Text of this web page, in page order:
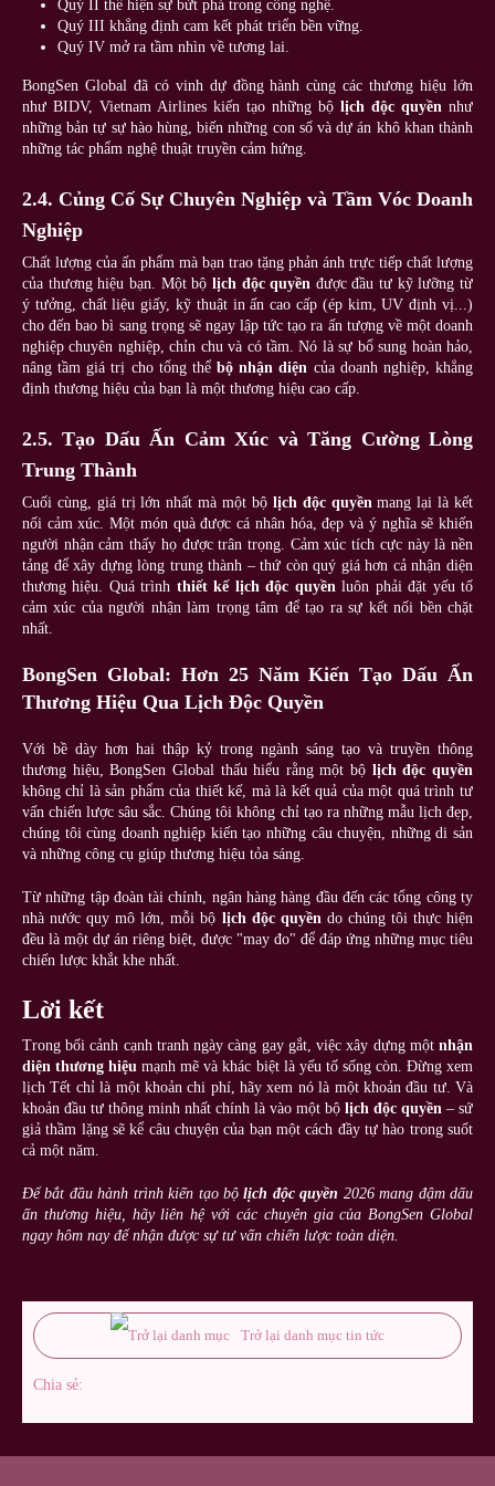
Quý II thể hiện sự bứt phá trong công nghệ.
Quý III khẳng định cam kết phát triển bền vững.
Quý IV mở ra tầm nhìn về tương lai.
BongSen Global đã có vinh dự đồng hành cùng các thương hiệu lớn
như BIDV, Vietnam Airlines kiến tạo những bộ lịch độc quyền như
những bản tự sự hào hùng, biến những con số và dự án khô khan thành
những tác phẩm nghệ thuật truyền cảm hứng.
2.4. Củng Cố Sự Chuyên Nghiệp và Tầm Vóc Doanh
Nghiệp
Chất lượng của ấn phẩm mà bạn trao tặng phản ánh trực tiếp chất lượng
của thương hiệu bạn. Một bộ lịch độc quyền được đầu tư kỹ lưỡng từ
ý tưởng, chất liệu giấy, kỹ thuật in ấn cao cấp (ép kim, UV định vị...)
cho đến bao bì sang trọng sẽ ngay lập tức tạo ra ấn tượng về một doanh
nghiệp chuyên nghiệp, chỉn chu và có tầm. Nó là sự bổ sung hoàn hảo,
nâng tầm giá trị cho tổng thểbộ nhận diện của doanh nghiệp, khẳng
định thương hiệu của bạn là một thương hiệu cao cấp.
2.5. Tạo Dấu Ấn Cảm Xúc và Tăng Cường Lòng
Trung Thành
Cuối cùng, giá trị lớn nhất mà một bộ lịch độc quyềnmang lại là kết
nối cảm xúc. Một món quà được cá nhân hóa, đẹp và ý nghĩa sẽ khiến
người nhận cảm thấy họ được trân trọng. Cảm xúc tích cực này là nền
tảng để xây dựng lòng trung thành – thứ còn quý giá hơn cả nhận diện
thương hiệu. Quá trình thiết kế lịch độc quyềnluôn phải đặt yếu tố
cảm xúc của người nhận làm trọng tâm để tạo ra sự kết nối bền chặt
nhất.
BongSen Global: Hơn 25 Năm Kiến Tạo Dấu Ấn
Thương Hiệu Qua Lịch Độc Quyền
Với bề dày hơn hai thập kỷ trong ngành sáng tạo và truyền thông
thương hiệu, BongSen Global thấu hiểu rằng một bộ lịch độc quyền
không chỉ là sản phẩm của thiết kế, mà là kết quả của một quá trình tư
vấn chiến lược sâu sắc. Chúng tôi không chỉ tạo ra những mẫu lịch đẹp,
chúng tôi cùng doanh nghiệp kiến tạo những câu chuyện, những di sản
và những công cụ giúp thương hiệu tỏa sáng.
Từ những tập đoàn tài chính, ngân hàng hàng đầu đến các tổng công ty
nhà nước quy mô lớn, mỗi bộ lịch độc quyềndo chúng tôi thực hiện
đều là một dự án riêng biệt, được "may đo" để đáp ứng những mục tiêu
chiến lược khắt khe nhất.
Lời kết
Trong bối cảnh cạnh tranh ngày càng gay gắt, việc xây dựng một nhận
diện thương hiệu mạnh mẽ và khác biệt là yếu tố sống còn. Đừng xem
lịch Tết chỉ là một khoản chi phí, hãy xem nó là một khoản đầu tư. Và
khoản đầu tư thông minh nhất chính là vào một bộ lịch độc quyền – sứ
giả thầm lặng sẽ kể câu chuyện của bạn một cách đầy tự hào trong suốt
cả một năm.
Để bắt đầu hành trình kiến tạo bộlịch độc quyền 2026 mang đậm dấu
ấn thương hiệu, hãy liên hệ với các chuyên gia của BongSen Global
ngay hôm nay để nhận được sự tư vấn chiến lược toàn diện.
Trở lại danh mục tin tức
Chia sẻ: